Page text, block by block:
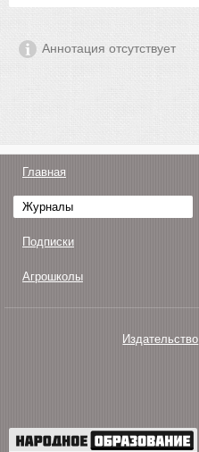
Аннотация отсутствует
Главная
Журналы
Подписки
Агрошколы
Издательство